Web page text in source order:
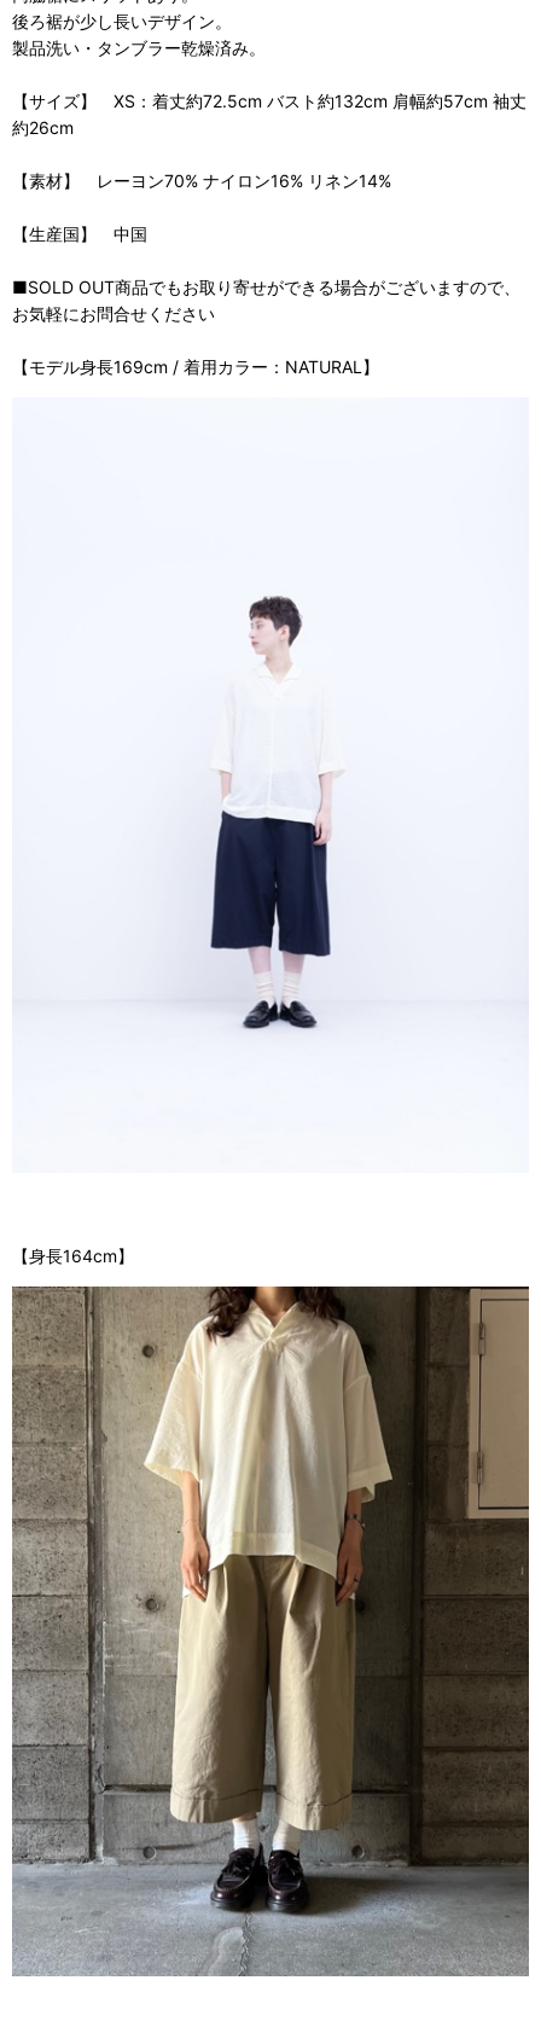
後ろ裾が少し長いデザイン。
製品洗い・タンブラー乾燥済み。
【サイズ】 XS：着丈約72.5cm バスト約132cm 肩幅約57cm 袖丈
約26cm
【素材】 レーヨン70% ナイロン16% リネン14%
【生産国】 中国
■SOLD OUT商品でもお取り寄せができる場合がございますので、
お気軽にお問合せください
【モデル身長169cm / 着用カラー：NATURAL】
【身長164cm】